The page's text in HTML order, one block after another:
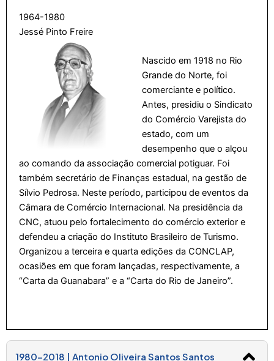
1964-1980
Jessé Pinto Freire
Nascido em 1918 no Rio
Grande do Norte, foi
comerciante e político.
Antes, presidiu o Sindicato
do Comércio Varejista do
estado, com um
desempenho que o alçou
ao comando da associação comercial potiguar. Foi
também secretário de Finanças estadual, na gestão de
Sílvio Pedrosa. Neste período, participou de eventos da
Câmara de Comércio Internacional. Na presidência da
CNC, atuou pelo fortalecimento do comércio exterior e
defendeu a criação do Instituto Brasileiro de Turismo.
Organizou a terceira e quarta edições da CONCLAP,
ocasiões em que foram lançadas, respectivamente, a
“Carta da Guanabara” e a “Carta do Rio de Janeiro”.
1980-2018 | Antonio Oliveira Santos Santos